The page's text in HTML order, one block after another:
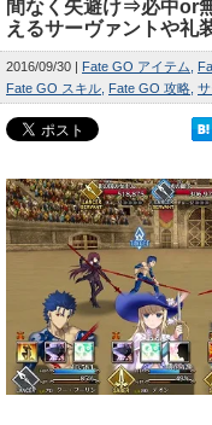
間なく矢避け⇒必中or
えるサーヴァントや礼
2016/09/30 Fate GO アイテム
Fate GO スキル
Fate GO 攻略